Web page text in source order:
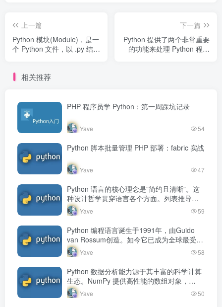
上一篇
Python 模块(Module)，是一
个 Python 文件，以 .py 结
下一篇
Python 提供了两个非常重要
的功能来处理 Python 程序
相关推荐
PHP 程序员学 Python：第一周踩坑记录
Yave 54
Python 脚本批量管理 PHP 部署：fabric 实战
Yave 47
Python 语言的核心理念是”简约且清晰”。这
种设计哲学贯穿语言各个方面。列表推导式
用一行代码完成循环和转换，生成器表达式
按需产生数据，lambda 表…
Yave 59
Python 编程语言诞生于1991年，由Guido
van Rossum创造。如今它已成为全球最受欢
迎的编程语言之一，在数据分析、人工智
能、Web开发、…
Yave 58
Python 数据分析能力源于其丰富的科学计算
生态。NumPy 提供高性能的数组对象，
pandas 建立在 NumPy 之上，擅长处理表格
数据。Matpl…
Yave 50